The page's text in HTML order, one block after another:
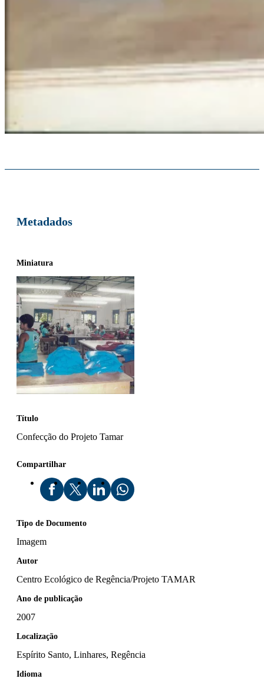
Metadados
Título
Confecção do Projeto Tamar
Miniatura
Compartilhar
Tipo de Documento
Imagem
Autor
Centro Ecológico de Regência/Projeto TAMAR
Ano de publicação
2007
Localização
Espírito Santo, Linhares, Regência
Idioma